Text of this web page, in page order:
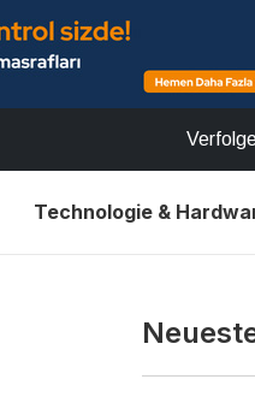
Technologie &